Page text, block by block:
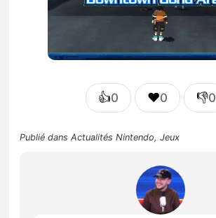
👍0 ❤️0 👎0
Publié dansActualités Nintendo,Jeux